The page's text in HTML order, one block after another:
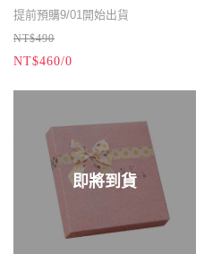
提前預購9/01開始出貨
中秋禮盒限時早鳥優惠
08/07 - 08/27前預訂★同款禮盒滿
10盒贈1盒 滿16盒贈2盒
12盒贈1盒
※宅配無法指定日期到貨，產品都
可放二個月，建議提早到貨。
求，可備註告知，感謝！
NT$490
NT$460/0
即將到貨